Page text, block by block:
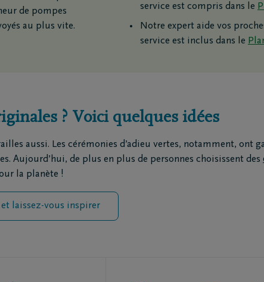
Contactez-moi
Fixez un rendez-vous
de pompes
au plus vite.
service est compris dans le
Notre expert aide vos
service est inclus dans le
? Voici quelques idées
aussi. Les cérémonies d’adieu vertes, notamment, ont
Aujourd’hui, de plus en plus de personnes choisissent des
la planète !
laissez-vous inspirer